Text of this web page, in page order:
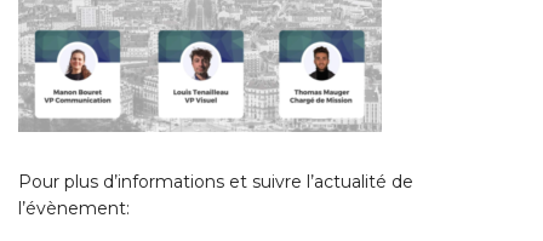
Pour plus d’informations et suivre l’actualité de
l’évènement: